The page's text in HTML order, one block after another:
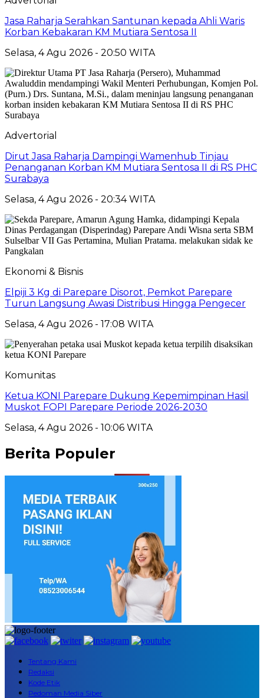
Jasa Raharja Serahkan Santunan kepada Ahli Waris
Korban Kebakaran KM Mutiara Sentosa II
Selasa, 4 Agu 2026 - 20:50 WITA
Advertorial
Dirut Jasa Raharja Dampingi Wamenhub Tinjau
Penanganan Korban KM Mutiara Sentosa II di RS PHC
Surabaya
Selasa, 4 Agu 2026 - 20:34 WITA
Ekonomi & Bisnis
Elpiji 3 Kg di Parepare Disorot, Pemkot Parepare
Turun Langsung Awasi Distribusi Hingga Pengecer
Selasa, 4 Agu 2026 - 17:08 WITA
Komunitas
Ketua KONI Parepare Dukung Kepemimpinan Hasil
Muskot FOPI Parepare Periode 2026-2030
Selasa, 4 Agu 2026 - 10:06 WITA
Berita Populer
Tentang Kami
Redaksi
Kode Etik
Pedoman Media Siber